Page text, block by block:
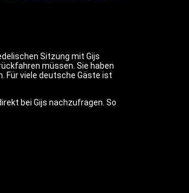
Sitzung mit Gijs
müssen. Sie haben
Für viele deutsche Gäste ist
bei Gijs nachzufragen. So